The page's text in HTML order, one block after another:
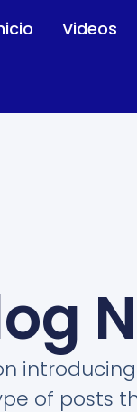
Videos
of posts